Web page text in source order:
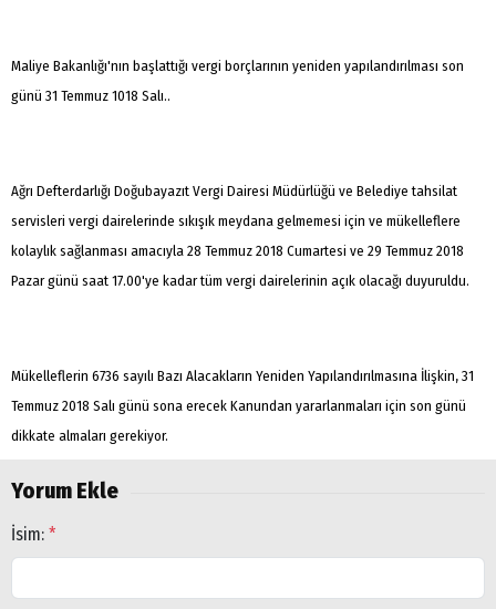
Maliye Bakanlığı'nın başlattığı vergi borçlarının yeniden yapılandırılması son
günü 31 Temmuz 1018 Salı..
Ağrı Defterdarlığı Doğubayazıt Vergi Dairesi Müdürlüğü ve Belediye tahsilat
servisleri vergi dairelerinde sıkışık meydana gelmemesi için ve mükelleflere
kolaylık sağlanması amacıyla 28 Temmuz 2018 Cumartesi ve 29 Temmuz 2018
Pazar günü saat 17.00'ye kadar tüm vergi dairelerinin açık olacağı duyuruldu.
Mükelleflerin 6736 sayılı Bazı Alacakların Yeniden Yapılandırılmasına İlişkin, 31
Temmuz 2018 Salı günü sona erecek Kanundan yararlanmaları için son günü
dikkate almaları gerekiyor.
Yorum Ekle
İsim: *